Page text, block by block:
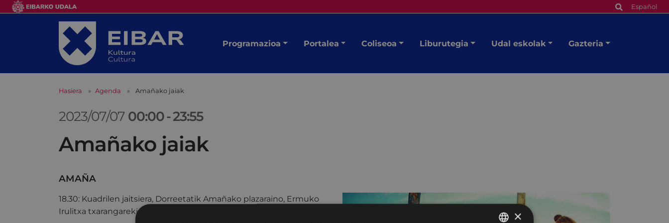
Español
Programazioa Portalea Coliseoa Liburutegia Udal eskolak Gazteria
Hasiera Agenda Amañako jaiak
2023/07/07 00:00-23:55
Amañako jaiak
AMAÑA
18.30: Kuadrilen jaitsiera, Dorreetatik Amañako plazaraino, Ermuko
Irulitxa txarangarekin.
×